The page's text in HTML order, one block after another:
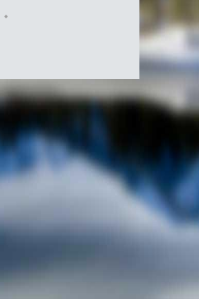
Symbole
du
Canada